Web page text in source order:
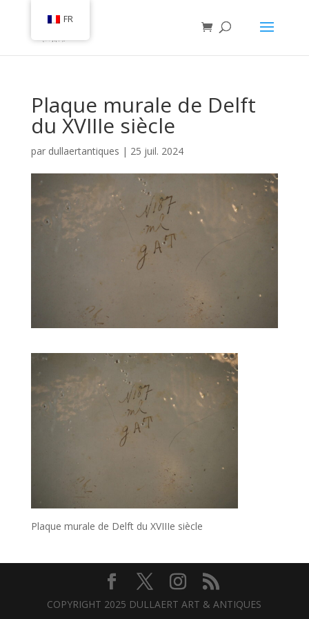
Plaque murale de Delft
du XVIIIe siècle
par dullaertantiques | 25 juil. 2024
Plaque murale de Delft du XVIIIe siècle
COPYRIGHT 2025 DULLAERT ART & ANTIQUES
FR